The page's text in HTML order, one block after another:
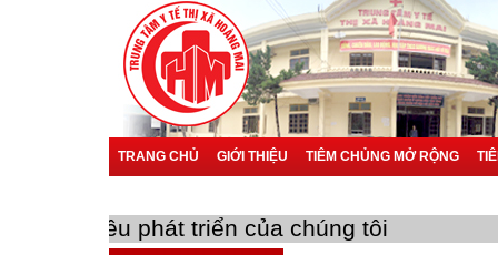
TRANG CHỦ GIỚI THIỆU TIÊM CHỦNG MỞ RỘNG
là mục tiêu phát triển của chúng tôi